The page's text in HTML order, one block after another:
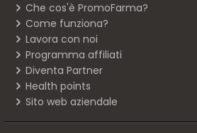
Che cos'è PromoFarma?
Come funziona?
Lavora con noi
Programma affiliati
Diventa Partner
Health points
Sito web aziendale